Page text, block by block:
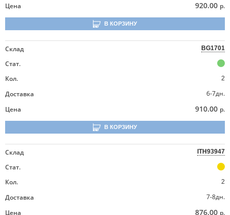
Цена
920.00 р.
В КОРЗИНУ
Склад BG1701
Стат.
Кол.
2
Доставка
6-7дн.
Цена
910.00 р.
В КОРЗИНУ
Склад ITH93947
Стат.
Кол.
2
Доставка
7-8дн.
Цена
876.00 р.